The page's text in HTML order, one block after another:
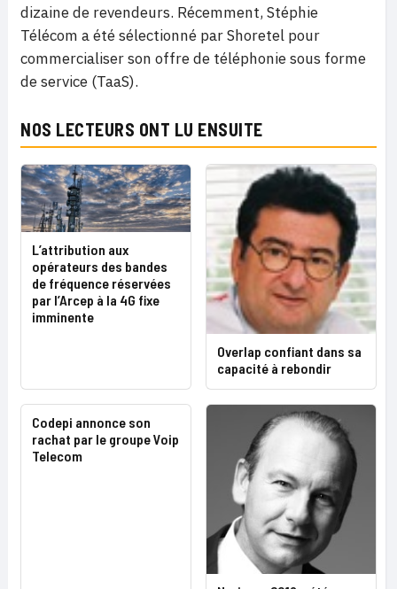
dizaine de revendeurs. Récemment, Stéphie
Télécom a été sélectionné par Shoretel pour
commercialiser son offre de téléphonie sous forme
de service (TaaS).
NOS LECTEURS ONT LU ENSUITE
L’attribution aux
opérateurs des bandes
de fréquence réservées
par l’Arcep à la 4G fixe
imminente
Overlap confiant dans sa
capacité à rebondir
Codepi annonce son
rachat par le groupe Voip
Telecom